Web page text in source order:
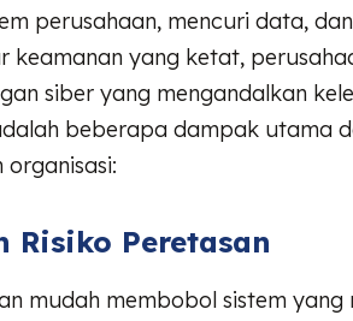
perusahaan, mencuri data,
keamanan yang ketat,
siber yang mengandalkan
beberapa dampak utama
Risiko Peretasan
mudah membobol sistem